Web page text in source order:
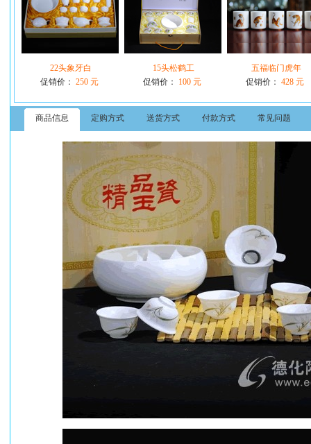
22头象牙白
促销价： 250 元
15头松鹤工
促销价：
100 元
五福临门虎年
促销价： 428 元
商品信息 定购方式 送货方式 付款方式 常见问题